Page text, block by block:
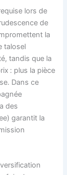
lors de
de
la
talosel
tandis que la
: plus la pièce
Dans ce
des
garantit la